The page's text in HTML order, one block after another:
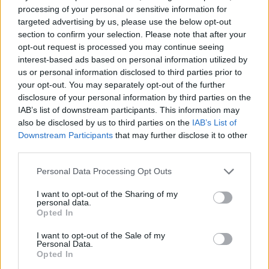
processing of your personal or sensitive information for
targeted advertising by us, please use the below opt-out
section to confirm your selection. Please note that after your
opt-out request is processed you may continue seeing
interest-based ads based on personal information utilized by
us or personal information disclosed to third parties prior to
your opt-out. You may separately opt-out of the further
disclosure of your personal information by third parties on the
IAB’s list of downstream participants. This information may
also be disclosed by us to third parties on the IAB’s List of
Downstream Participants that may further disclose it to other
Personal Data Processing Opt Outs
I want to opt-out of the Sharing of my
personal data.
Opted In
I want to opt-out of the Sale of my
Personal Data.
Opted In
Ανοιξε ξανά το ΟΣΔΕ του 2025
για νέες διορθώσεις
Παράλληλα με τις Ενιαίες
Αιτήσεις Ενίσχυσης του 2026 τα
ΚΥΔ θα πρέπει να κάνουν και τις
διορθώσεις στις αιτήσεις του 2025
ΕΛΛΑΔΑ
Πήραν «φωτιά» καύσιμα, κρέας
και αεροπορικά εισιτήρια
κατέγραψε η ΕΛΣΤΑΤ. Επτά
εμφανίζουν αυξήσεις με διψήφιο
ΑΓΡΟΤΕΣ
Οι αποζημιώσεις των 38,1 εκατ.
ευρώ που τελικά είναι 20,5 εκατ.